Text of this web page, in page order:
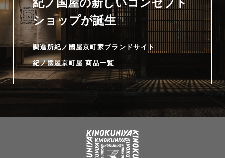
紀ノ国屋の新しいコンセプト
ショップが誕生
調進所紀ノ國屋京町家ブランドサイト
紀ノ國屋京町屋 商品一覧